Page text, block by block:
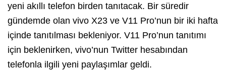
yeni akıllı telefon birden tanıtacak. Bir süredir
gündemde olan vivo X23 ve V11 Pro’nun bir iki hafta
içinde tanıtılması bekleniyor. V11 Pro’nun tanıtımı
için beklenirken, vivo’nun Twitter hesabından
telefonla ilgili yeni paylaşımlar geldi.